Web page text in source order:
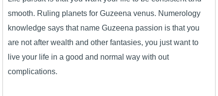
smooth. Ruling planets for Guzeena venus. Numerology
knowledge says that name Guzeena passion is that you
are not after wealth and other fantasies, you just want to
live your life in a good and normal way with out
complications.